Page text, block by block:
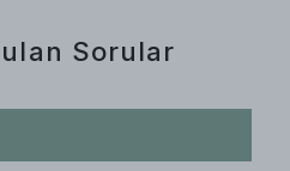
Sorular